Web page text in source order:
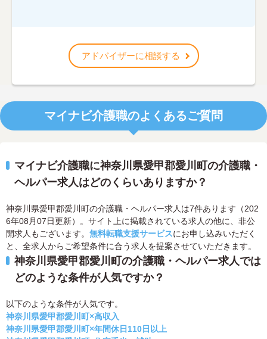
アドバイザーに相談する
マイナビ介護職のよくあるご質問
マイナビ介護職に神奈川県愛甲郡愛川町の介護職・
ヘルパー求人はどのくらいありますか？
神奈川県愛甲郡愛川町の介護職・ヘルパー求人は7件あります（202
6年08月07日更新）。サイト上に掲載されている求人の他に、非公
開求人もございます。 無料転職支援サービスにお申し込みいただく
と、全求人からご希望条件に合う求人を提案させていただきます。
神奈川県愛甲郡愛川町の介護職・ヘルパー求人では
どのような条件が人気ですか？
以下のような条件が人気です。
神奈川県愛甲郡愛川町×高収入
神奈川県愛甲郡愛川町×年間休日110日以上